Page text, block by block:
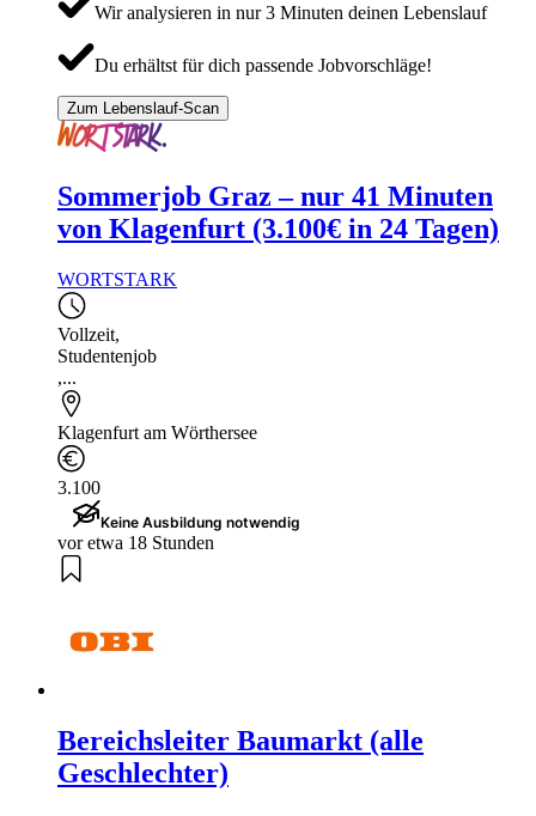
Wir analysieren in nur 3 Minuten deinen Lebenslauf
Du erhältst für dich passende Jobvorschläge!
Zum Lebenslauf-Scan
Sommerjob Graz – nur 41 Minuten
von Klagenfurt (3.100€ in 24 Tagen)
WORTSTARK
Vollzeit,
Studentenjob
,...
Klagenfurt am Wörthersee
3.100
Keine Ausbildung notwendig
vor etwa 18 Stunden
Bereichsleiter Baumarkt (alle
Geschlechter)